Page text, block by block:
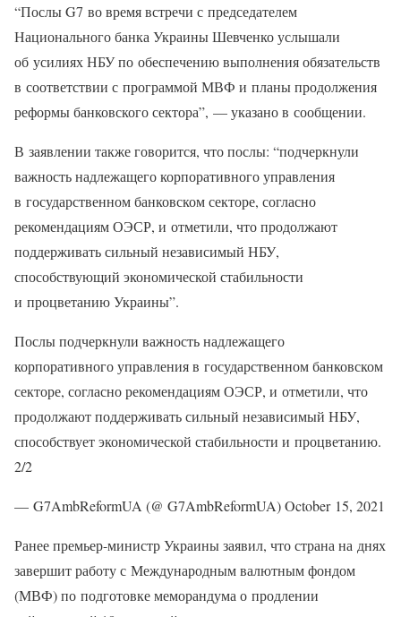
“Послы G7 во время встречи с председателем
Национального банка Украины Шевченко услышали
об усилиях НБУ по обеспечению выполнения обязательств
в соответствии с программой МВФ и планы продолжения
реформы банковского сектора”, — указано в сообщении.
В заявлении также говорится, что послы: “подчеркнули
важность надлежащего корпоративного управления
в государственном банковском секторе, согласно
рекомендациям ОЭСР, и отметили, что продолжают
поддерживать сильный независимый НБУ,
способствующий экономической стабильности
и процветанию Украины”.
Послы подчеркнули важность надлежащего
корпоративного управления в государственном банковском
секторе, согласно рекомендациям ОЭСР, и отметили, что
продолжают поддерживать сильный независимый НБУ,
способствует экономической стабильности и процветанию.
2/2
— G7AmbReformUA (@ G7AmbReformUA) October 15, 2021
Ранее премьер-министр Украины заявил, что страна на днях
завершит работу с Международным валютным фондом
(МВФ) по подготовке меморандума о продлении